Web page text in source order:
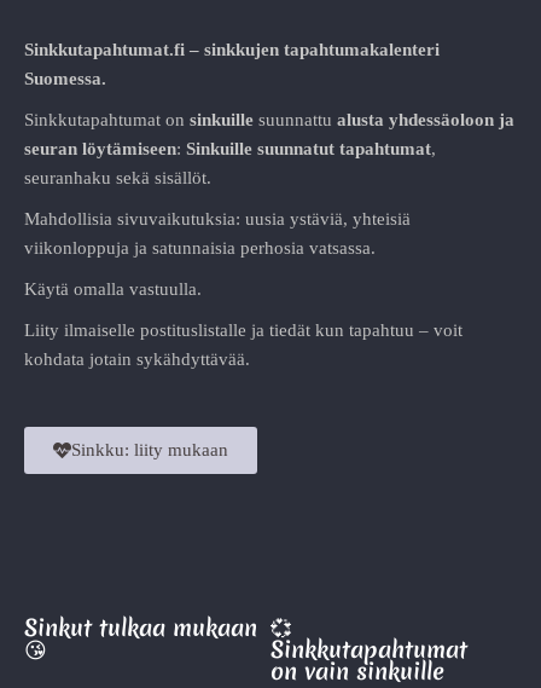
Sinkkutapahtumat.fi – sinkkujen tapahtumakalenteri
Suomessa.
Sinkkutapahtumat on sinkuille suunnattu alusta yhdessäoloon ja
seuran löytämiseen: Sinkuille suunnatut tapahtumat,
seuranhaku sekä sisällöt.
Mahdollisia sivuvaikutuksia: uusia ystäviä, yhteisiä
viikonloppuja ja satunnaisia perhosia vatsassa.
Käytä omalla vastuulla.
Liity ilmaiselle postituslistalle ja tiedät kun tapahtuu – voit
kohdata jotain sykähdyttävää.
Sinkku: liity mukaan
Sinkut tulkaa mukaan
😘
💞
Sinkkutapahtumat
on vain sinkuille